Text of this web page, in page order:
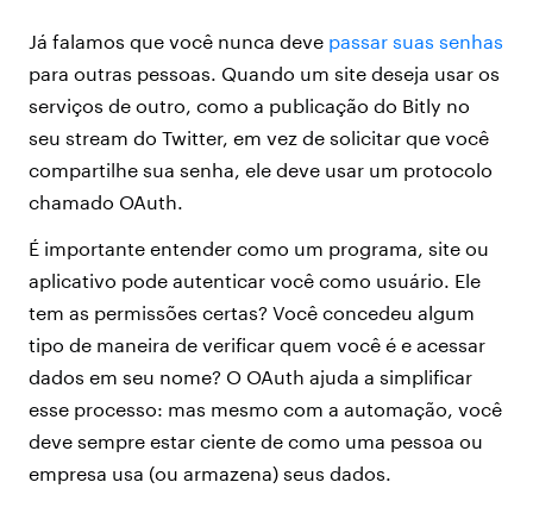
Já falamos que você nunca deve passar suas senhas
para outras pessoas. Quando um site deseja usar os
serviços de outro, como a publicação do Bitly no
seu stream do Twitter, em vez de solicitar que você
compartilhe sua senha, ele deve usar um protocolo
chamado OAuth.
É importante entender como um programa, site ou
aplicativo pode autenticar você como usuário. Ele
tem as permissões certas? Você concedeu algum
tipo de maneira de verificar quem você é e acessar
dados em seu nome? O OAuth ajuda a simplificar
esse processo: mas mesmo com a automação, você
deve sempre estar ciente de como uma pessoa ou
empresa usa (ou armazena) seus dados.